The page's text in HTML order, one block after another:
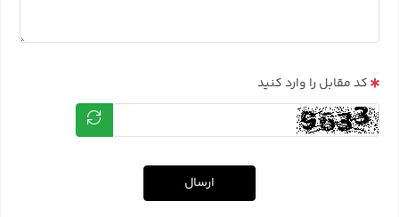
کد مقابل را وارد کنید
ارسال